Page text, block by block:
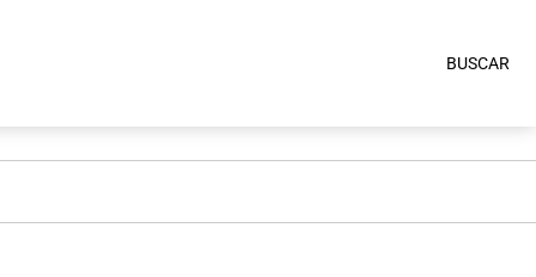
BUSCAR